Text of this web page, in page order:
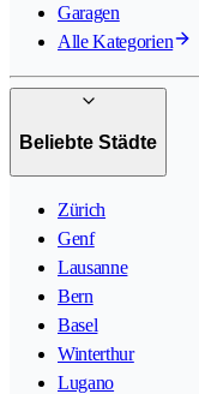
Garagen
Alle Kategorien
Beliebte Städte
Zürich
Genf
Lausanne
Bern
Basel
Winterthur
Lugano